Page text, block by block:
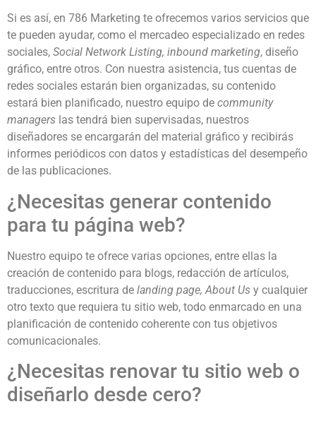
Si es así, en 786 Marketing te ofrecemos varios servicios que
te pueden ayudar, como el mercadeo especializado en redes
sociales, Social Network Listing, inbound marketing, diseño
gráfico, entre otros. Con nuestra asistencia, tus cuentas de
redes sociales estarán bien organizadas, su contenido
estará bien planificado, nuestro equipo de community
managers las tendrá bien supervisadas, nuestros
diseñadores se encargarán del material gráfico y recibirás
informes periódicos con datos y estadísticas del desempeño
de las publicaciones.
¿Necesitas generar contenido
para tu página web?
Nuestro equipo te ofrece varias opciones, entre ellas la
creación de contenido para blogs, redacción de artículos,
traducciones, escritura de landing page, About Us y cualquier
otro texto que requiera tu sitio web, todo enmarcado en una
planificación de contenido coherente con tus objetivos
comunicacionales.
¿Necesitas renovar tu sitio web o
diseñarlo desde cero?